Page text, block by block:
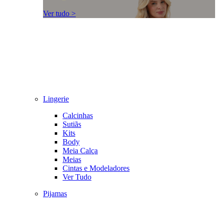
Ver tudo >
Lingerie
Calcinhas
Sutiãs
Kits
Body
Meia Calça
Meias
Cintas e Modeladores
Ver Tudo
Pijamas